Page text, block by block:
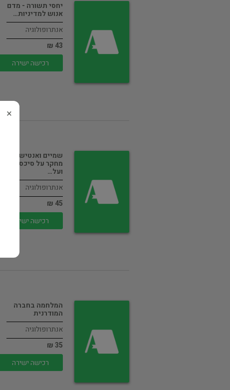
יחסי תשורה - מדם
אנוש למדיניות…
אנתרופולוגיה
43 ₪
רכישה ישירה
שמיים ואנטישמיים:
מחקר על סיכסוך
ועל…
אנתרופולוגיה
45 ₪
רכישה ישירה
המלחמה בחברה
המודרנית
אנתרופולוגיה
35 ₪
רכישה ישירה
×